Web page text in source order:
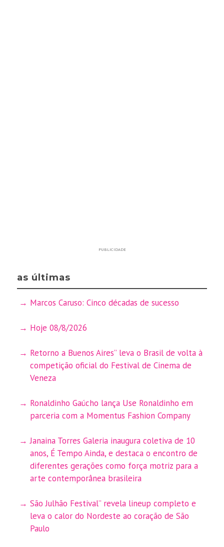
PUBLICIDADE
as últimas
Marcos Caruso: Cinco décadas de sucesso
Hoje 08/8/2026
Retorno a Buenos Aires” leva o Brasil de volta à
competição oficial do Festival de Cinema de
Veneza
Ronaldinho Gaúcho lança Use Ronaldinho em
parceria com a Momentus Fashion Company
Janaina Torres Galeria inaugura coletiva de 10
anos, É Tempo Ainda, e destaca o encontro de
diferentes gerações como força motriz para a
arte contemporânea brasileira
São Julhão Festival” revela lineup completo e
leva o calor do Nordeste ao coração de São
Paulo